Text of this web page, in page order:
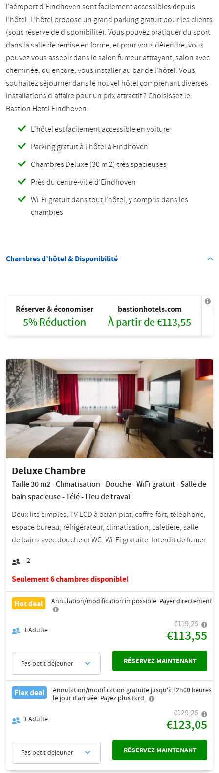
l’aéroport d’Eindhoven sont facilement accessibles depuis
l’hôtel. L’hôtel propose un grand parking gratuit pour les clients
(sous réserve de disponibilité). Vous pouvez pratiquer du sport
dans la salle de remise en forme, et pour vous détendre, vous
pouvez vous asseoir dans le salon fumeur attrayant, salon avec
cheminée, ou encore, vous installer au bar de l’hôtel. Vous
souhaitez séjourner dans le nouvel hôtel comprenant diverses
installations d'affaire pour un prix attractif ? Choisissez le
Bastion Hotel Eindhoven.
L’hôtel est facilement accessible en voiture
Parking gratuit à l’hôtel à Eindhoven
Chambres Deluxe (30 m 2) très spacieuses
Près du centre-ville d’Eindhoven
Wi-Fi gratuit dans tout l’hôtel, y compris dans les
chambres
Chambres d’hôtel & Disponibilité
Réserver & économiser
5% Réduction
bastionhotels.com
À partir de €113,55
Deluxe Chambre
Taille 30 m2 - Climatisation - Douche - WiFi gratuit - Salle de
bain spacieuse - Télé - Lieu de travail
Deux lits simples, TV LCD à écran plat, coffre-fort, téléphone,
espace bureau, réfrigérateur, climatisation, cafetière, salle
de bains avec douche et WC. Wi-Fi gratuite. Interdit de fumer.
2
Seulement 6 chambres disponible!
Hot deal Annulation/modification impossible. Payer directement
1Adulte
€119,25
€113,55
Pas petit déjeuner RÉSERVEZ MAINTENANT
Flex deal
Annulation/modification gratuite jusqu'à 12h00 heures
le jour d’arrivée. Payez plus tard.
1Adulte
€129,25
€123,05
Pas petit déjeuner RÉSERVEZ MAINTENANT